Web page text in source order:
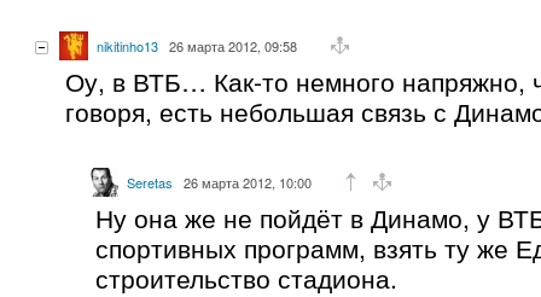
nikitinho13 26 марта 2012, 09:58
Оу, в ВТБ… Как-то немного напряжно,
говоря, есть небольшая связь с
Seretas 26 марта 2012, 10:00
Ну она же не пойдёт в Динамо, у
спортивных программ, взять ту же
строительство стадиона.